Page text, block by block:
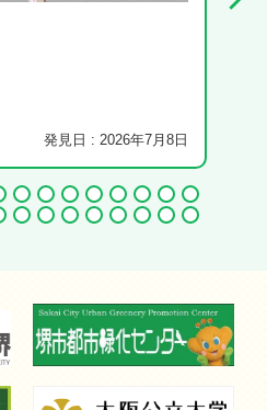
発見日 : 2026年7月8日